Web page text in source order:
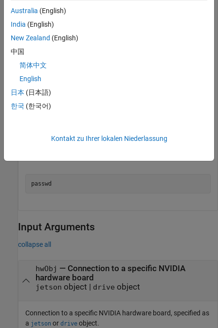
Input Arguments
collapse all
hwObj — Connection to a specific NVIDIA
hardware board
jetson object drive object
Connection to a specific NVIDIA hardware board, specified as
a jetson or drive object.
Australia (English)
India (English)
New Zealand (English)
中国
简体中文
English
日本 (日本語)
한국 (한국어)
Kontakt zu Ihrer lokalen Niederlassung